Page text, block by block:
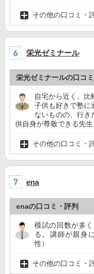
その他の口コミ・
栄光ゼミナール
栄光ゼミナールの口コ
自宅から近く、比
子供も好きで塾に
ないものの、行き
供自身が尊敬できる先生
その他の口コミ・
ena
enaの口コミ・評判
模試の回数が多
る。講師が親身
性）
その他の口コミ・